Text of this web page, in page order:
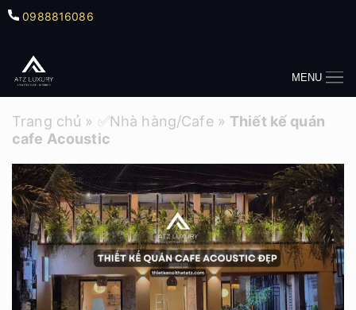
0988816086
MENU
Trang chủ » ✅Nhà hàng/Cafe» Thiết kế quán
cafe Acoustic